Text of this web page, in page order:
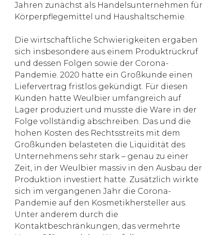
Jahren zunächst als Handelsunternehmen für
Körperpflegemittel und Haushaltschemie.
Die wirtschaftliche Schwierigkeiten ergaben
sich insbesondere aus einem Produktrückruf
und dessen Folgen sowie der Corona-
Pandemie. 2020 hatte ein Großkunde einen
Liefervertrag fristlos gekündigt. Für diesen
Kunden hatte Weulbier umfangreich auf
Lager produziert und musste die Ware in der
Folge vollständig abschreiben. Das und die
hohen Kosten des Rechtsstreits mit dem
Großkunden belasteten die Liquidität des
Unternehmens sehr stark – genau zu einer
Zeit, in der Weulbier massiv in den Ausbau der
Produktion investiert hatte. Zusätzlich wirkte
sich im vergangenen Jahr die Corona-
Pandemie auf den Kosmetikhersteller aus.
Unter anderem durch die
Kontaktbeschränkungen, das vermehrte